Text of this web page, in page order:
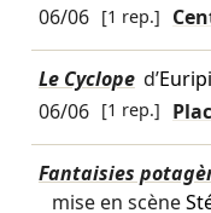
06/06 [1 rep.]
Le Cyclope d’
06/06 [1 rep.]
Fantaisies
mise en scène